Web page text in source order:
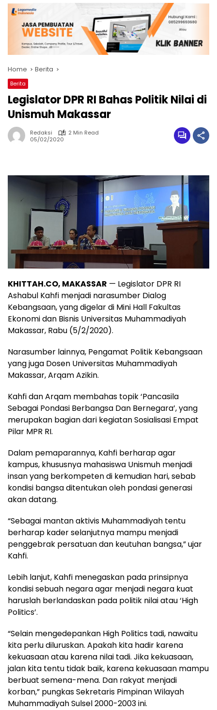
Home Berita
Berita
Legislator DPR RI Bahas Politik Nilai di
Unismuh Makassar
Redaksi
2 Min Read
05/02/2020
KHITTAH.CO, MAKASSAR — Legislator DPR RI
Ashabul Kahfi menjadi narasumber Dialog
Kebangsaan, yang digelar di Mini Hall Fakultas
Ekonomi dan Bisnis Universitas Muhammadiyah
Makassar, Rabu (5/2/2020).
Narasumber lainnya, Pengamat Politik Kebangsaan
yang juga Dosen Universitas Muhammadiyah
Makassar, Arqam Azikin.
Kahfi dan Arqam membahas topik ‘Pancasila
Sebagai Pondasi Berbangsa Dan Bernegara’, yang
merupakan bagian dari kegiatan Sosialisasi Empat
Pilar MPR RI.
Dalam pemaparannya, Kahfi berharap agar
kampus, khususnya mahasiswa Unismuh menjadi
insan yang berkompeten di kemudian hari, sebab
kondisi bangsa ditentukan oleh pondasi generasi
akan datang.
“Sebagai mantan aktivis Muhammadiyah tentu
berharap kader selanjutnya mampu menjadi
penggebrak persatuan dan keutuhan bangsa,” ujar
Kahfi.
Lebih lanjut, Kahfi menegaskan pada prinsipnya
kondisi sebuah negara agar menjadi negara kuat
haruslah berlandaskan pada politik nilai atau ‘High
Politics’.
“Selain mengedepankan High Politics tadi, nawaitu
kita perlu diluruskan. Apakah kita hadir karena
kekuasaan atau karena nilai tadi. Jika kekuasaan,
jalan kita tentu tidak baik, karena kekuasaan mampu
berbuat semena-mena. Dan rakyat menjadi
korban,” pungkas Sekretaris Pimpinan Wilayah
Muhammadiyah Sulsel 2000-2003 ini.